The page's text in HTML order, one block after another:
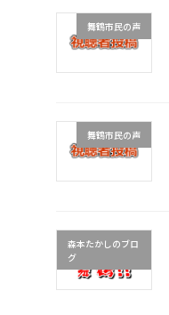
舞鶴市民の声
舞鶴市民の声
森本たかしのブロ
グ